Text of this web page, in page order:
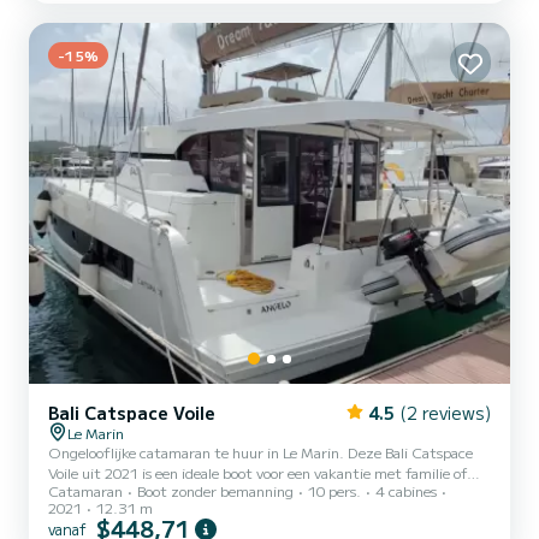
beschikt over de volgende uitrusting: Automatische...
-15%
Bali Catspace Voile 4.5 (2 reviews)
Le Marin
Ongelooflijke catamaran te huur in Le Marin. Deze Bali Catspace
Voile uit 2021 is een ideale boot voor een vakantie met familie of
vrienden. De boot heeft 4 hutten met totaal comfort en een
capaciteit van 12 passagiers. Met een totale lengte van 12 meter
en 60 pk, zal het uw beste vriend zijn bij het doorbrengen van
Catamaran Boot zonder bemanning 10 pers.
4 cabines
2021
12.31 m
vanaf $448,71